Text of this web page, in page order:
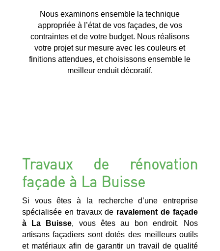
Nous examinons ensemble la technique
appropriée à l’état de vos façades, de vos
contraintes et de votre budget. Nous réalisons
votre projet sur mesure avec les couleurs et
finitions attendues, et choisissons ensemble le
meilleur enduit décoratif.
Travaux de rénovation
façade à La Buisse
Si vous êtes à la recherche d’une entreprise
spécialisée en travaux de ravalement de façade
à La Buisse, vous êtes au bon endroit. Nos
artisans façadiers sont dotés des meilleurs outils
et matériaux afin de garantir un travail de qualité